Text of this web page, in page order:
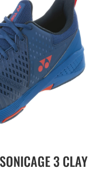
3 CLAY